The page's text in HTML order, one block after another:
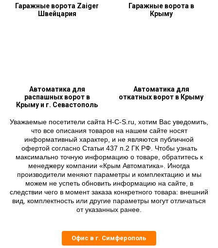
Гаражные ворота Zaiger
Швейцария
Гаражные ворота в
Крыму
Автоматика для
распашных ворот в
Крыму и г. Севастополь
Автоматика для
откатных ворот в Крыму
Уважаемые посетители сайта H-C-S.ru, хотим Вас уведомить,
что все описания товаров на нашем сайте носят
информативный характер, и не являются публичной
офертой согласно Статьи 437 п.2 ГК РФ. Чтобы узнать
максимально точную информацию о товаре, обратитесь к
менеджеру компании «Крым Автоматика». Иногда
производители меняют параметры и комплектацию и мы
можем не успеть обновить информацию на сайте, в
следствии чего в момент заказа конкретного товара: внешний
вид, комплектность или другие параметры могут отличаться
от указанных ранее.
Офис в г. Симферополь